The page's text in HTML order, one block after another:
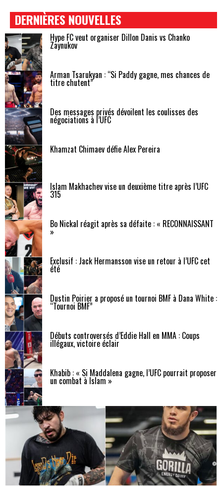
DERNIÈRES NOUVELLES
Hype FC veut organiser Dillon Danis vs Chanko
Zaynukov
Arman Tsarukyan : “Si Paddy gagne, mes chances de
titre chutent”
Des messages privés dévoilent les coulisses des
négociations à l’UFC
Khamzat Chimaev défie Alex Pereira
Islam Makhachev vise un deuxième titre après l’UFC
315
Bo Nickal réagit après sa défaite : « RECONNAISSANT
»
Exclusif : Jack Hermansson vise un retour à l’UFC cet
été
Dustin Poirier a proposé un tournoi BMF à Dana White :
“Tournoi BMF”
Débuts controversés d’Eddie Hall en MMA : Coups
illégaux, victoire éclair
Khabib : « Si Maddalena gagne, l’UFC pourrait proposer
un combat à Islam »